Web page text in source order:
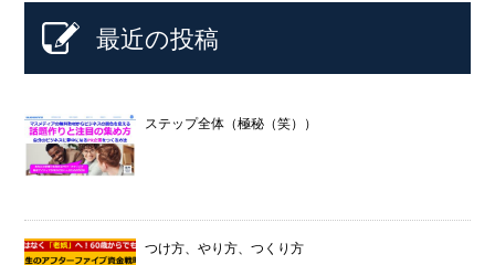
最近の投稿
ステップ全体（極秘（笑））
つけ方、やり方、つくり方